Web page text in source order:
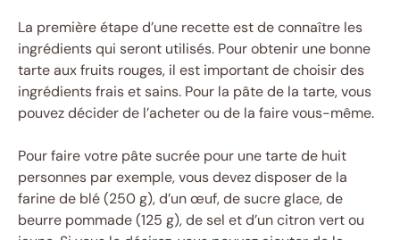
La première étape d’une recette est de connaître les
ingrédients qui seront utilisés. Pour obtenir une bonne
tarte aux fruits rouges, il est important de choisir des
ingrédients frais et sains. Pour la pâte de la tarte, vous
pouvez décider de l’acheter ou de la faire vous-même.
Pour faire votre pâte sucrée pour une tarte de huit
personnes par exemple, vous devez disposer de la
farine de blé (250 g), d’un œuf, de sucre glace, de
beurre pommade (125 g), de sel et d’un citron vert ou